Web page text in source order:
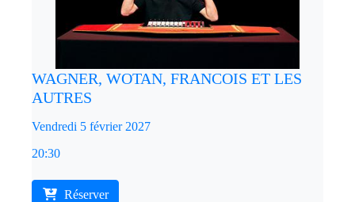
WAGNER, WOTAN, FRANCOIS ET LES
AUTRES
Vendredi 5 février 2027
20:30
Réserver